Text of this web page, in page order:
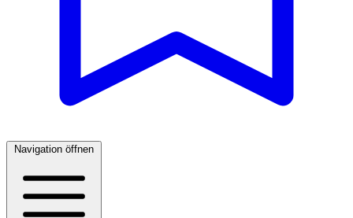
Navigation öffnen